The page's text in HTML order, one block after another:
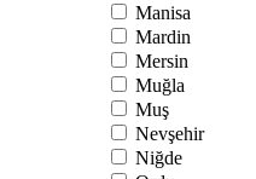
Manisa
Mardin
Mersin
Muğla
Muş
Nevşehir
Niğde